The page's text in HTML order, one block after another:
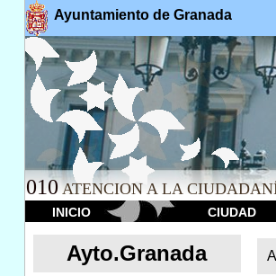
Ayuntamiento de Granada
010 ATENCION A LA
INICIO CIUDAD
Ayto.Granada